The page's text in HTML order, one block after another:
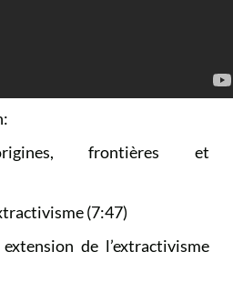
frontières et
(7:47)
de l’extractivisme